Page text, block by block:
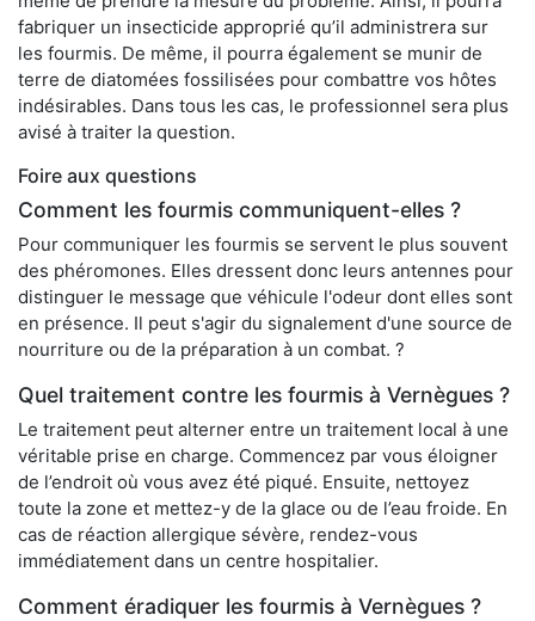
fabriquer un insecticide approprié qu’il administrera sur
les fourmis. De même, il pourra également se munir de
terre de diatomées fossilisées pour combattre vos hôtes
indésirables. Dans tous les cas, le professionnel sera plus
avisé à traiter la question.
Foire aux questions
Comment les fourmis communiquent-elles ?
Pour communiquer les fourmis se servent le plus souvent
des phéromones. Elles dressent donc leurs antennes pour
distinguer le message que véhicule l'odeur dont elles sont
en présence. Il peut s'agir du signalement d'une source de
nourriture ou de la préparation à un combat. ?
Quel traitement contre les fourmis à Vernègues ?
Le traitement peut alterner entre un traitement local à une
véritable prise en charge. Commencez par vous éloigner
de l’endroit où vous avez été piqué. Ensuite, nettoyez
toute la zone et mettez-y de la glace ou de l’eau froide. En
cas de réaction allergique sévère, rendez-vous
immédiatement dans un centre hospitalier.
Comment éradiquer les fourmis à Vernègues ?